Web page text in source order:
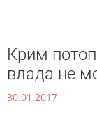
Крим
влада не
30.01.2017